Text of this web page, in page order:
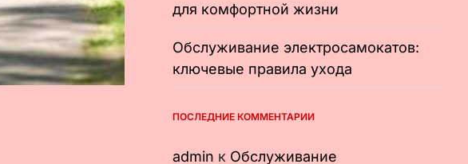
для комфортной жизни
Обслуживание электросамокатов:
ключевые правила ухода
ПОСЛЕДНИЕ КОММЕНТАРИИ
admin к Обслуживание